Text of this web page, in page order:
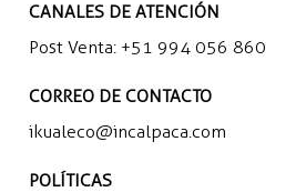
CANALES DE ATENCIÓN
Post Venta: +51 994 056 860
CORREO DE CONTACTO
ikualeco@incalpaca.com
POLÍTICAS